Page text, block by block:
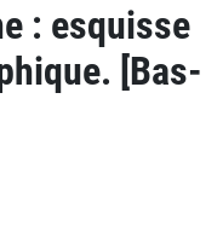
: esquisse
[Bas-